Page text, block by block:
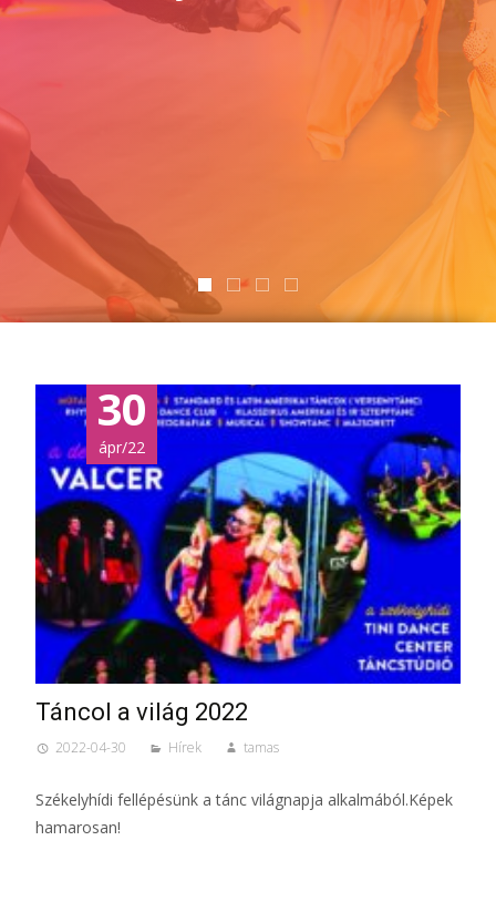
30
ápr/22
Táncol a világ 2022
2022-04-30 Hírek tamas
Székelyhídi fellépésünk a tánc világnapja alkalmából.Képek
hamarosan!